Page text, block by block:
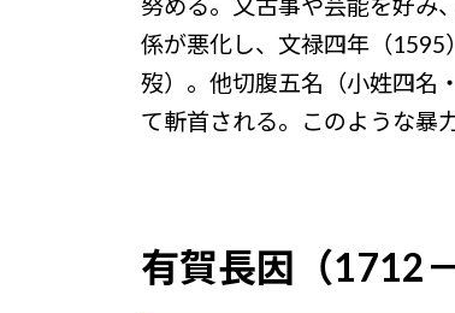
係が悪化し、文禄四年（
歿）。他切腹五名（小姓四名
て斬首される。このような暴
有賀長因（1712